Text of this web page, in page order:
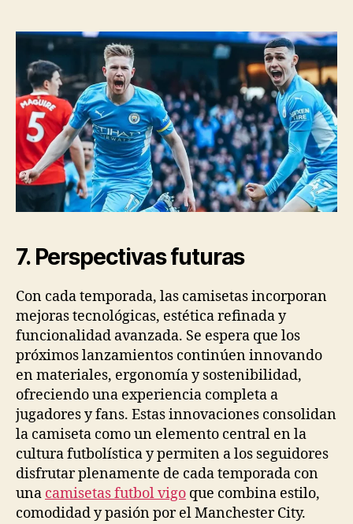
7. Perspectivas futuras
Con cada temporada, las camisetas incorporan
mejoras tecnológicas, estética refinada y
funcionalidad avanzada. Se espera que los
próximos lanzamientos continúen innovando
en materiales, ergonomía y sostenibilidad,
ofreciendo una experiencia completa a
jugadores y fans. Estas innovaciones consolidan
la camiseta como un elemento central en la
cultura futbolística y permiten a los seguidores
disfrutar plenamente de cada temporada con
una camisetas futbol vigo que combina estilo,
comodidad y pasión por el Manchester City.